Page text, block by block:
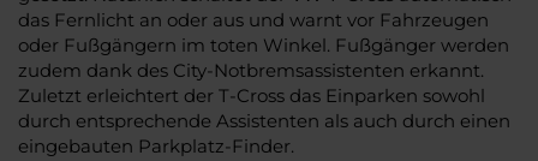
das Fernlicht an oder aus und warnt vor Fahrzeugen
oder Fußgängern im toten Winkel. Fußgänger werden
zudem dank des City-Notbremsassistenten erkannt.
Zuletzt erleichtert der T-Cross das Einparken sowohl
durch entsprechende Assistenten als auch durch einen
eingebauten Parkplatz-Finder.